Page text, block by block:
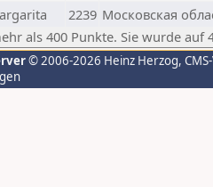
2239 Московская
als 400 Punkte. Sie wurde auf
© 2006-2026 Heinz Herzog,